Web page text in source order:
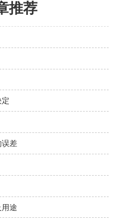
推荐
误差
途